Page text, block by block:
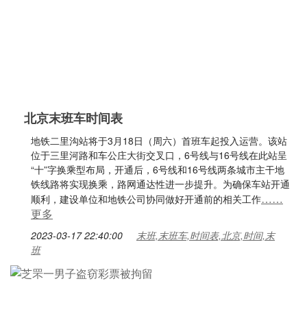
北京末班车时间表
地铁二里沟站将于3月18日（周六）首班车起投入运营。该站
位于三里河路和车公庄大街交叉口，6号线与16号线在此站呈
“十”字换乘型布局，开通后，6号线和16号线两条城市主干地
铁线路将实现换乘，路网通达性进一步提升。为确保车站开通
顺利，建设单位和地铁公司协同做好开通前的相关工作……
更多
2023-03-17 22:40:00
末班,末班车,时间表,北京,时间,末
班